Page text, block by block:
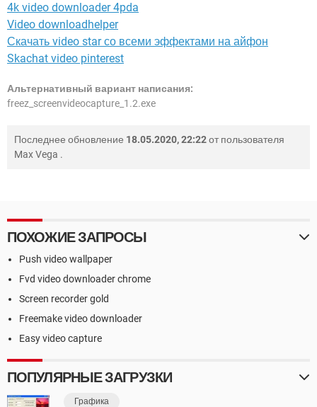
4k video downloader 4pda
Video downloadhelper
Скачать video star со всеми эффектами на айфон
Skachat video pinterest
Альтернативный вариант написания:
freez_screenvideocapture_1.2.exe
Последнее обновление 18.05.2020, 22:22от пользователя
Max Vega .
ПОХОЖИЕ ЗАПРОСЫ
Push video wallpaper
Fvd video downloader chrome
Screen recorder gold
Freemake video downloader
Easy video capture
ПОПУЛЯРНЫЕ ЗАГРУЗКИ
Графика